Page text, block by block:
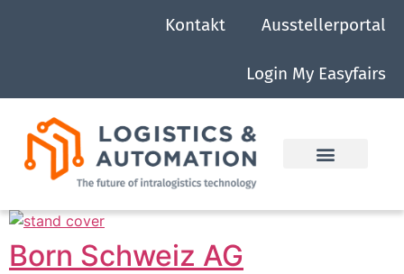
Kontakt Ausstellerportal
Login My Easyfairs
Born Schweiz AG